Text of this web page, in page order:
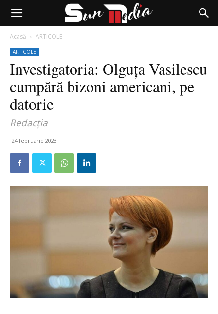
Acasă ARTICOLE
ARTICOLE
Investigatoria: Olguța Vasilescu
cumpără bizoni americani, pe
datorie
Redacția
24 februarie 2023